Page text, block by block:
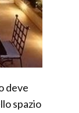
deve
spazio